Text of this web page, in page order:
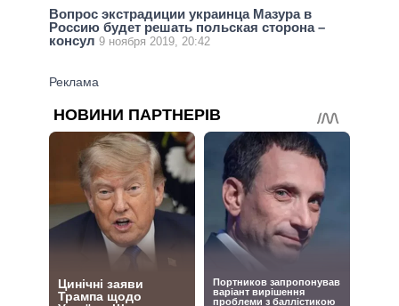
Вопрос экстрадиции украинца Мазура в
Россию будет решать польская сторона –
консул 9 ноября 2019, 20:42